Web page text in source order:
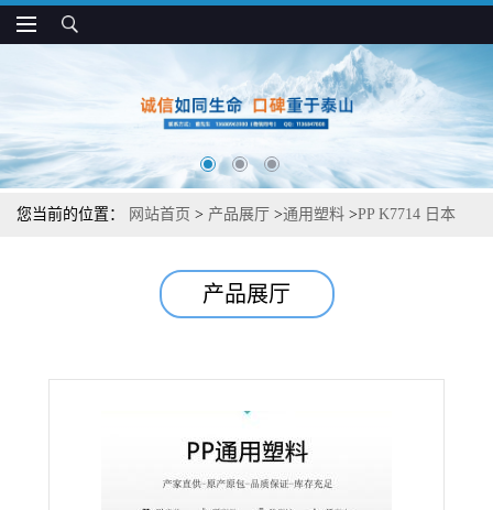
您当前的位置： 网站首页 > 产品展厅 >通用塑料 >PP K7714 日本
产品展厅